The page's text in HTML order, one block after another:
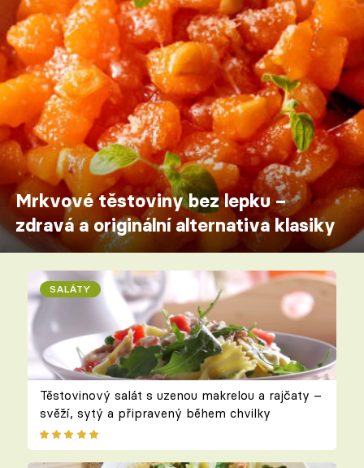
Mrkvové těstoviny bez lepku –
zdravá a originální alternativa klasiky
SALÁTY
Těstovinový salát s uzenou makrelou a rajčaty –
svěží, sytý a připravený během chvilky